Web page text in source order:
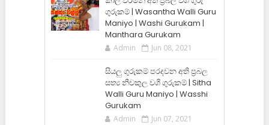
ගුරුකම් | Wasantha Walli Guru
Maniyo | Washi Gurukam |
Manthara Gurukam
Admin Jun 08, 2021
සියලු ගුරුකම් පරදවන අති ප්‍රබල
සත්‍ය නීචකුල වශී ගුරුකම් | Sitha
Walli Guru Maniyo | Wasshi
Gurukam
Admin Jun 07, 2021